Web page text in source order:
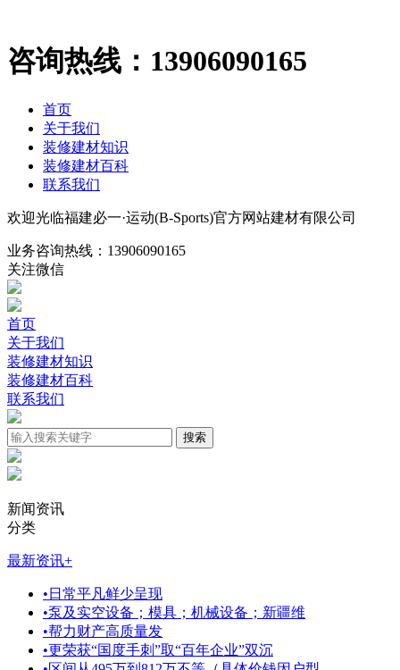
咨询热线： 13906090165
首页
关于我们
装修建材知识
装修建材百科
联系我们
欢迎光临福建必一·运动(B-Sports)官方网站建材有限公司
业务咨询热线： 13906090165
关注微信
首页
关于我们
装修建材知识
装修建材百科
联系我们
新闻资讯
分类
最新资讯+
• 日常平凡鲜少呈现
•泵及实空设备；模具；机械设备；新疆维
•帮力财产高质量发
•更荣获“国度手刺”取“百年企业”双沉